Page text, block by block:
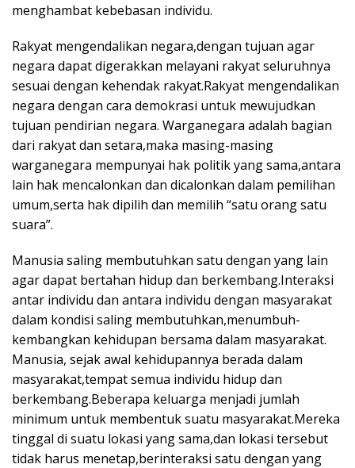
menghambat kebebasan individu.
Rakyat mengendalikan negara,dengan tujuan agar
negara dapat digerakkan melayani rakyat seluruhnya
sesuai dengan kehendak rakyat.Rakyat mengendalikan
negara dengan cara demokrasi untuk mewujudkan
tujuan pendirian negara. Warganegara adalah bagian
dari rakyat dan setara,maka masing-masing
warganegara mempunyai hak politik yang sama,antara
lain hak mencalonkan dan dicalonkan dalam pemilihan
umum,serta hak dipilih dan memilih “satu orang satu
suara”.
Manusia saling membutuhkan satu dengan yang lain
agar dapat bertahan hidup dan berkembang.Interaksi
antar individu dan antara individu dengan masyarakat
dalam kondisi saling membutuhkan,menumbuh-
kembangkan kehidupan bersama dalam masyarakat.
Manusia, sejak awal kehidupannya berada dalam
masyarakat,tempat semua individu hidup dan
berkembang.Beberapa keluarga menjadi jumlah
minimum untuk membentuk suatu masyarakat.Mereka
tinggal di suatu lokasi yang sama,dan lokasi tersebut
tidak harus menetap,berinteraksi satu dengan yang